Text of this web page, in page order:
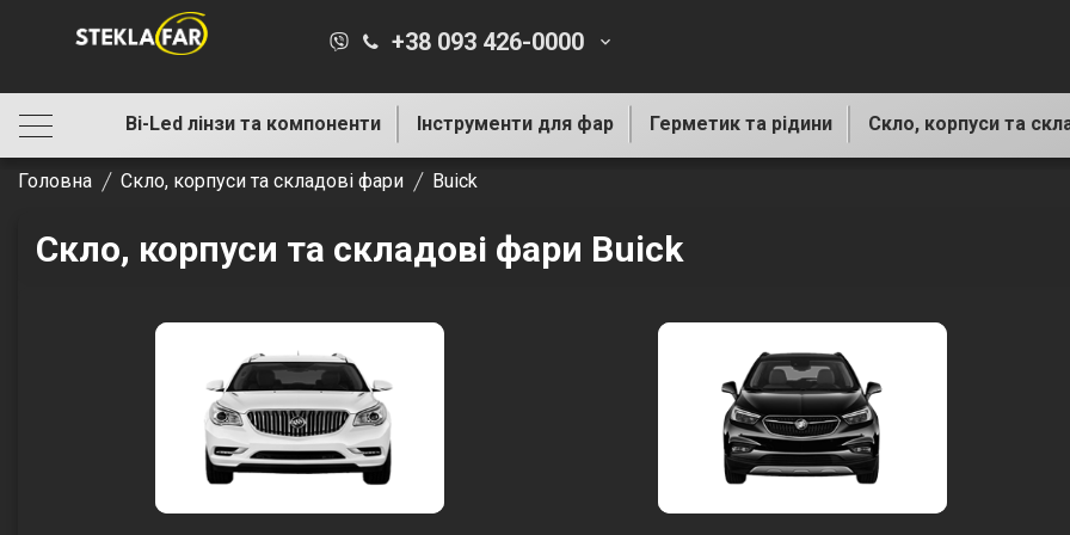
+38 093 426-0000 keyboard_arrow_down
Bi-Led лінзи та компоненти Інструменти для фар Герметик та рідини Скло, корпуси та
Головна Скло, корпуси та складові фари Buick
Скло, корпуси та складові фари Buick